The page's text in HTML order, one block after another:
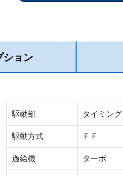
ション
駆動部 タイミン
駆動方式 ＦＦ
過給機 ターボ